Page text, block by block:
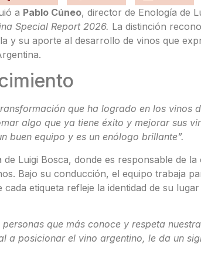
a Pablo Cúneo, director de Enología de
Special Report 2026. La distinción
y su aporte al desarrollo de vinos que
que ha logrado en los vinos
algo que ya tiene éxito y mejorar sus
buen equipo y es un enólogo brillante”.
Luigi Bosca, donde es responsable de la
Bajo su conducción, el equipo trabaja
etiqueta refleje la identidad de su
que más conoce y respeta nuestra
a posicionar el vino argentino, le da un